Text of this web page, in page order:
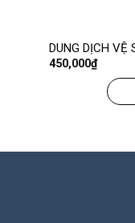
DUNG DỊCH VỆ
450,000₫